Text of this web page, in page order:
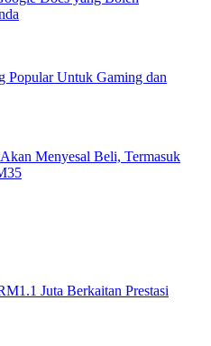
Popular Untuk Gaming dan
Menyesal Beli, Termasuk
Juta Berkaitan Prestasi